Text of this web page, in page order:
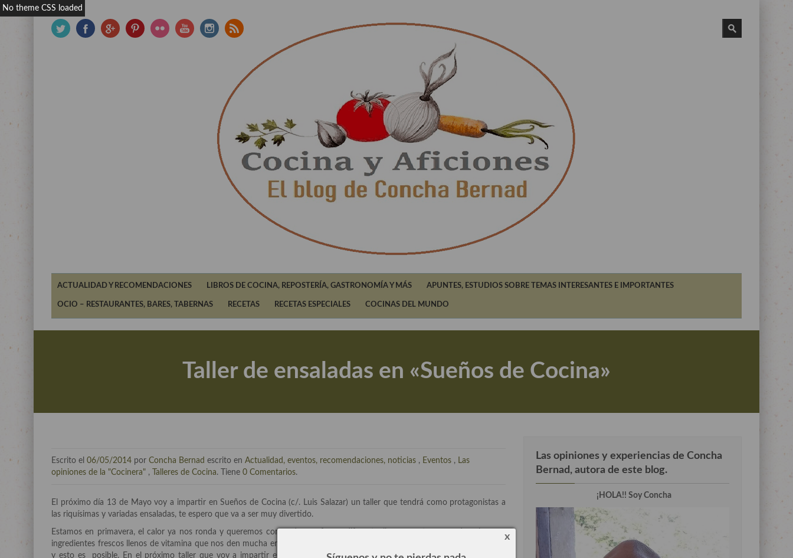
ACTUALIDAD Y RECOMENDACIONES LIBROS DE COCINA, REPOSTERÍA, GASTRONOMÍA Y MÁS APUNTES, ESTUDIOS SOBRE TEMAS INTERESANTES E IMPORTANTES
OCIO – RESTAURANTES, BARES, TABERNAS RECETAS RECETAS ESPECIALES COCINAS DEL MUNDO
Taller de ensaladas en «Sueños de Cocina»
Escrito el 06/05/2014 por Concha Bernad escrito en Actualidad, eventos, recomendaciones, noticias , Eventos , Las
opiniones de la "Cocinera" , Talleres de Cocina. Tiene 0 Comentarios.
El próximo día 13 de Mayo voy a impartir en Sueños de Cocina (c/. Luis Salazar) un taller que tendrá como protagonistas a
las riquísimas y variadas ensaladas, te espero que va a ser muy divertido.
Estamos en primavera, el calor ya nos ronda y queremos comer de una forma diferente, llenar nuestra mesa de color, con
ingredientes frescos llenos de vitamina que nos den mucha energía pero queremos todo sea muy variado, cada día diferente
y esto es posible. En el próximo taller que voy a impartir en Sueños de Cocina vamos a hacer un estudio a fondo a las
Las opiniones y experiencias de Concha
Bernad, autora de este blog.
¡HOLA!! Soy Concha
x
No theme CSS loaded